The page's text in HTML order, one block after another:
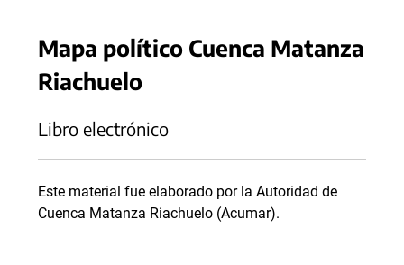
Mapa político Cuenca Matanza
Riachuelo
Libro electrónico
Este material fue elaborado por la Autoridad de
Cuenca Matanza Riachuelo (Acumar).